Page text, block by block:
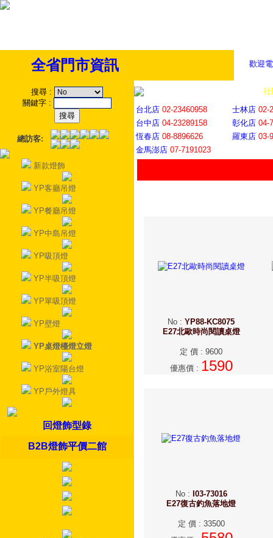
歡迎
全省門市資訊
搜尋 :
關鍵字 :
總訪客:
新款燈飾
YP客廳吊燈
YP餐廳吊燈
YP中島吊燈
YP吸頂燈
YP半吸頂燈
YP單吸頂燈
YP壁燈
YP桌燈檯燈立燈
YP浴室陽台燈
YP戶外燈具
回燈飾型錄
B2B燈飾平價二館
社
台北店 02-23460958 士林店 02-
台中店 04-23289158 彰化店 04-
恆春店 08-8896626 羅東店 03-
金馬澎店 07-7191023
No : YP88-KC8075
E27北歐時尚閱讀桌燈
定 價 : 9600
優惠價: 1590
No: I03-73016
E27復古釣魚落地燈
定 價: 33500